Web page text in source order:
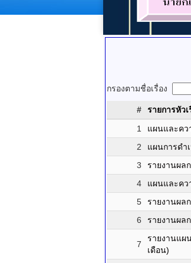
กรองตามชื่อเรื่อง
# รายการหัวเ
1
แผนและคว
2
แผนการดำ
3
รายงานผล
4
แผนและคว
5
รายงานผล
6
รายงานผล
7
รายงานแผ
เดือน)